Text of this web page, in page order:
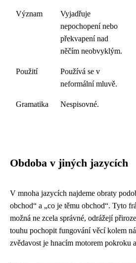
Význam
Vyjadřuje
nepochopení nebo
překvapení nad
něčím neobvyklým.
Použití
Používá se v
neformální mluvě.
Gramatika Nespisovné.
Obdoba v jiných jazycích
V mnoha jazycích najdeme obraty
obchod“ a „co je těmu obchod“. Tyto
možná ne zcela správné, odrážejí
touhu pochopit fungování věcí kolem
zvědavost je hnacím motorem pokroku